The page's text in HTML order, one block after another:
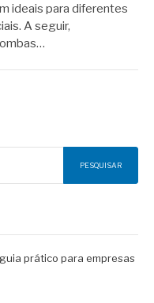
ideais para diferentes
A seguir,
PESQUISAR
prático para empresas